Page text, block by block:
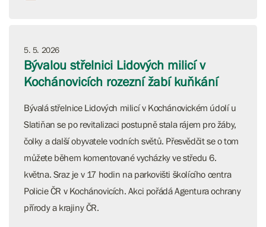
5. 5. 2026
Bývalou střelnici Lidových milicí v
Kochánovicích rozezní žabí kuňkání
Bývalá střelnice Lidových milicí v Kochánovickém údolí u
Slatiňan se po revitalizaci postupně stala rájem pro žáby,
čolky a další obyvatele vodních světů. Přesvědčit se o tom
můžete během komentované vycházky ve středu 6.
května. Sraz je v 17 hodin na parkovišti školícího centra
Policie ČR v Kochánovicích. Akci pořádá Agentura ochrany
přírody a krajiny ČR.